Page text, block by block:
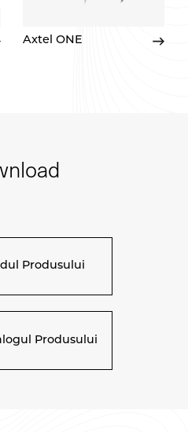
Axtel ONE
Produsului
Produsului